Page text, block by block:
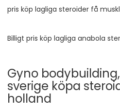
pris köp lagliga steroider få
Billigt pris köp lagliga anabola
Gyno
sverige köpa
holland